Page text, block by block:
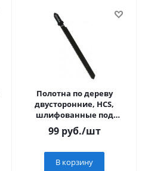
Полотна по дереву
двусторонние, HCS,
шлифованные под
свободным углом зубья,
100/75 мм (T244DA), 2 шт
99руб./шт
В корзину